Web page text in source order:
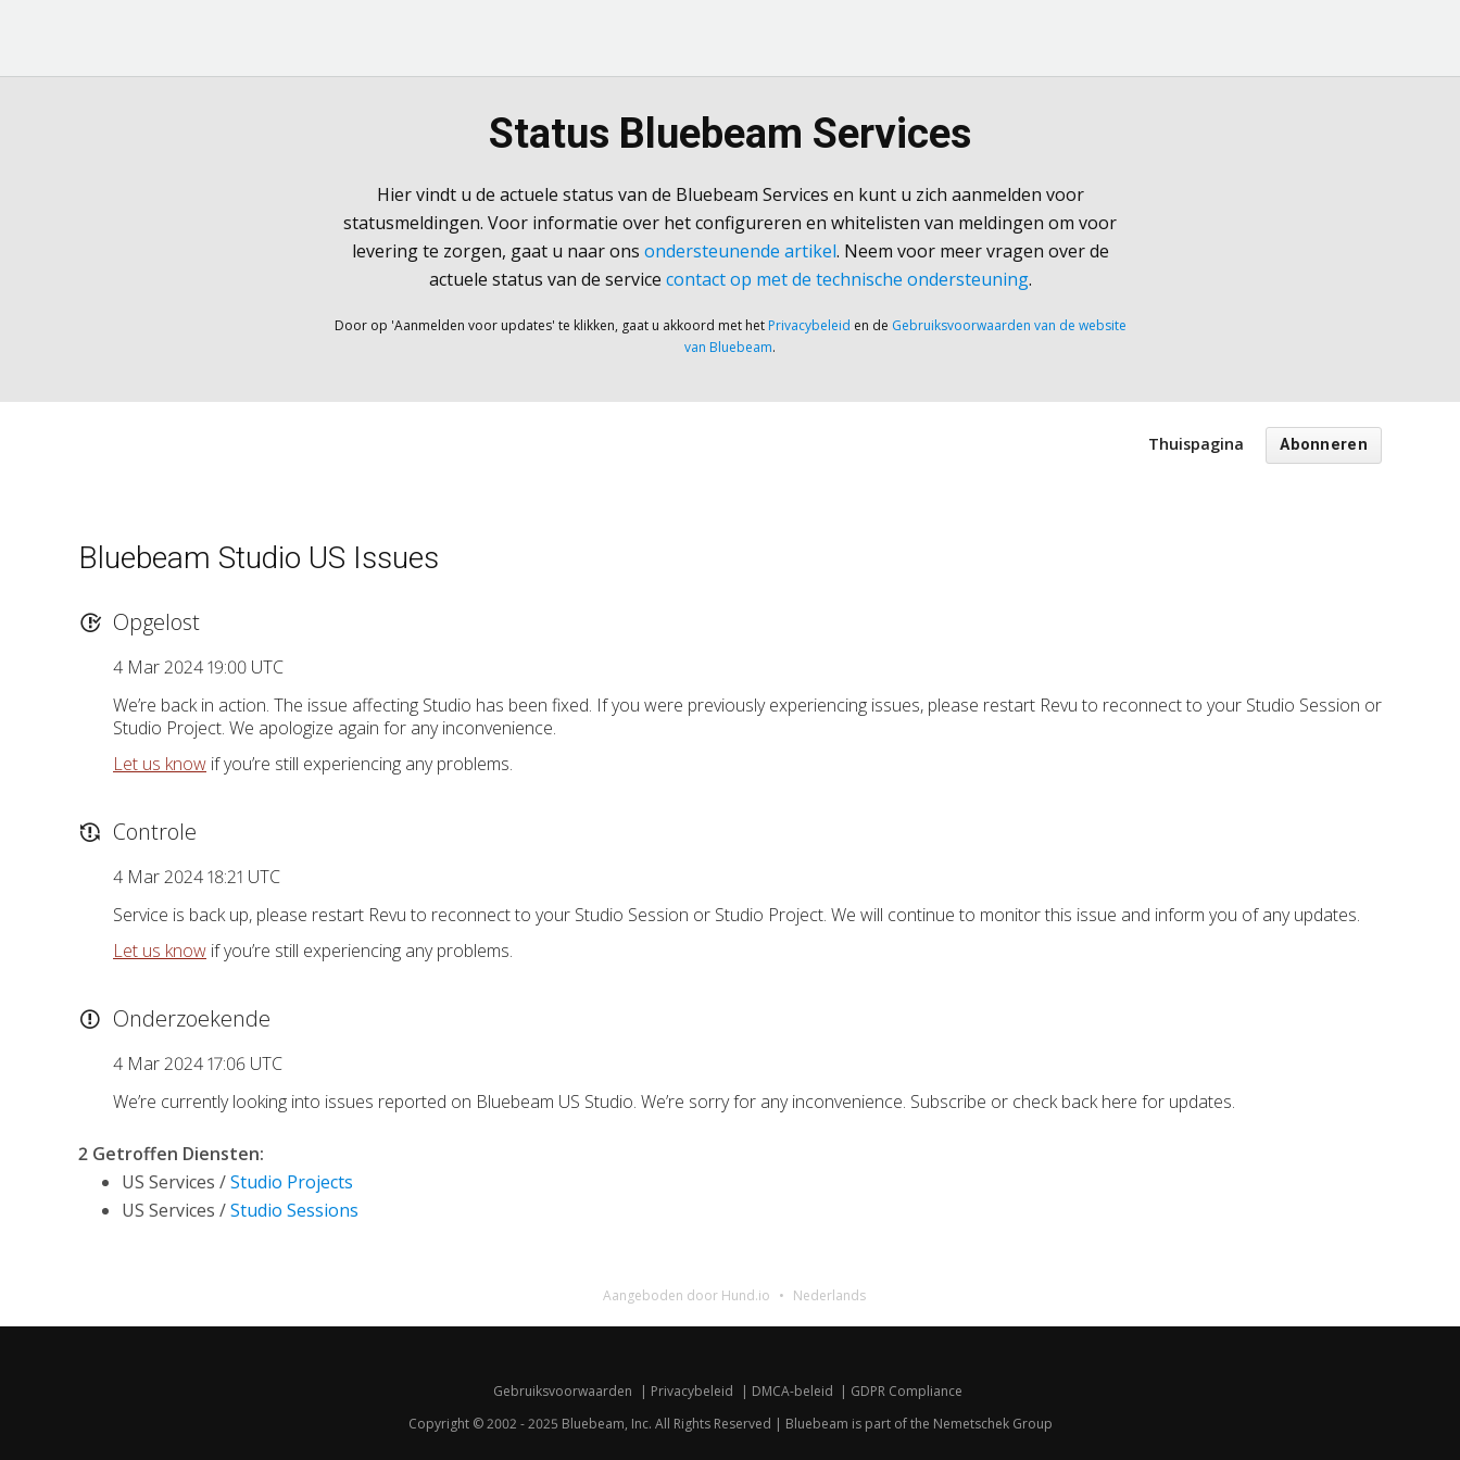
Status Bluebeam Services
Hier vindt u de actuele status van de Bluebeam Services en kunt u zich aanmelden voor
statusmeldingen. Voor informatie over het configureren en whitelisten van meldingen om voor
levering te zorgen, gaat u naar ons ondersteunende artikel. Neem voor meer vragen over de
actuele status van de service contact op met de technische ondersteuning.
Door op 'Aanmelden voor updates' te klikken, gaat u akkoord met het Privacybeleid en de Gebruiksvoorwaarden van de website
van Bluebeam.
Thuispagina Abonneren
Bluebeam Studio US Issues
Opgelost
4 Mar 2024 19:00 UTC
We’re back in action. The issue affecting Studio has been fixed. If you were previously experiencing issues, please restart Revu to reconnect to your Studio Session or
Studio Project. We apologize again for any inconvenience.
Let us know if you’re still experiencing any problems.
Controle
4 Mar 2024 18:21 UTC
Service is back up, please restart Revu to reconnect to your Studio Session or Studio Project. We will continue to monitor this issue and inform you of any updates.
Let us know if you’re still experiencing any problems.
Onderzoekende
4 Mar 2024 17:06 UTC
We’re currently looking into issues reported on Bluebeam US Studio. We’re sorry for any inconvenience. Subscribe or check back here for updates.
2 Getroffen Diensten:
US Services /Studio Projects
US Services /Studio Sessions
Aangeboden door Hund.io Nederlands
Gebruiksvoorwaarden Privacybeleid DMCA-beleid
GDPR Compliance
Copyright © 2002 - 2025 Bluebeam, Inc. All Rights Reserved | Bluebeam is part of the Nemetschek Group